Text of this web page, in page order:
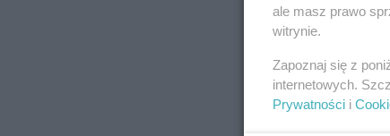
ale masz prawo
witrynie.
Zapoznaj się z
internetowych.
Prywatności i